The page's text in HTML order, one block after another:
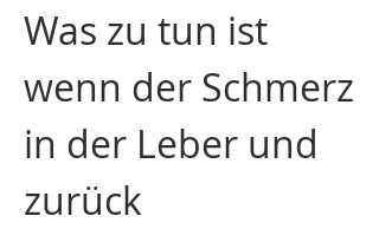
Was zu tun ist
wenn der Schmerz
in der Leber und
zurück